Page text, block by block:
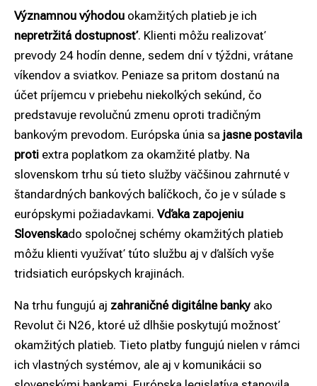
Významnou výhodou okamžitých platieb je ich
nepretržitá dostupnosť. Klienti môžu realizovať
prevody 24 hodín denne, sedem dní v týždni, vrátane
víkendov a sviatkov. Peniaze sa pritom dostanú na
účet príjemcu v priebehu niekoľkých sekúnd, čo
predstavuje revolučnú zmenu oproti tradičným
bankovým prevodom. Európska únia sa jasne postavila
proti extra poplatkom za okamžité platby. Na
slovenskom trhu sú tieto služby väčšinou zahrnuté v
štandardných bankových balíčkoch, čo je v súlade s
európskymi požiadavkami. Vďaka zapojeniu
Slovenskado spoločnej schémy okamžitých platieb
môžu klienti využívať túto službu aj v ďalších vyše
tridsiatich európskych krajinách.
Na trhu fungujú aj zahraničné digitálne banky ako
Revolut či N26, ktoré už dlhšie poskytujú možnosť
okamžitých platieb. Tieto platby fungujú nielen v rámci
ich vlastných systémov, ale aj v komunikácii so